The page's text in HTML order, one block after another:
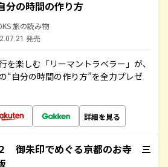
分の時間の作り方
旅の読み物
発売
を楽しむ「リーマントラベラー」が、
“自分の時間の作り方”を全力プレゼ
詳細を見る
御朱印でめぐる京都のお寺 三